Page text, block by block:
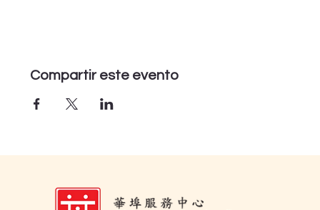
Compartir este evento